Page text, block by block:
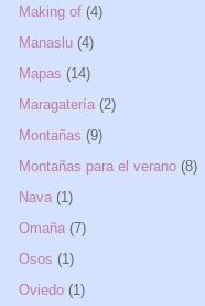
Making of (4)
Manaslu (4)
Mapas (14)
Maragatería (2)
Montañas (9)
Montañas para el verano (8)
Nava (1)
Omaña (7)
Osos (1)
Oviedo (1)